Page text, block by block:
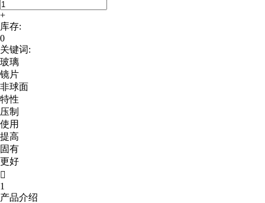
+
库存:
0
关键词:
玻璃
镜片
非球面
特性
压制
使用
提高
固有
更好

1
产品介绍